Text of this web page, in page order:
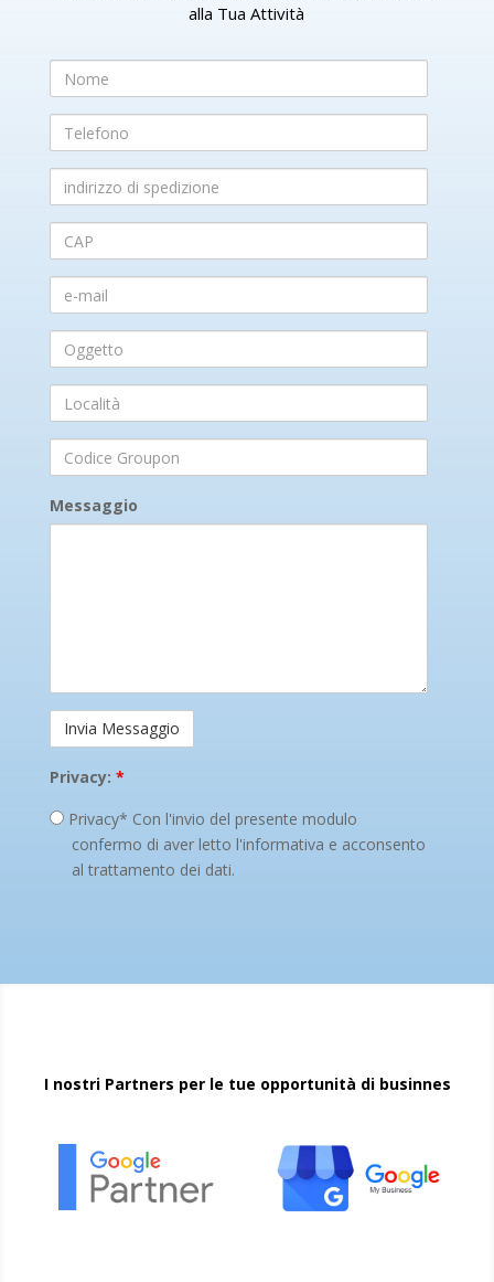
alla Tua Attività
Nome
Telefono
indirizzo
di
spedizione
CAP
mail
Oggetto
Località
Codice
Groupon
Messaggio
Privacy: *
Privacy* Con l'invio del presente modulo
confermo di aver letto l'informativa e acconsento
al trattamento dei dati.
I nostri Partners per le tue opportunità di businnes